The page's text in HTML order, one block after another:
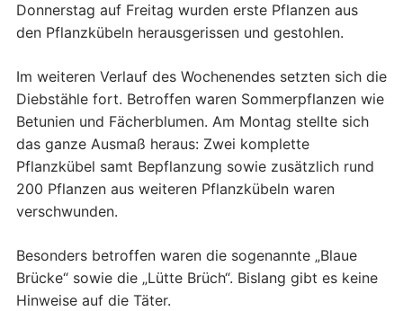
Donnerstag auf Freitag wurden erste Pflanzen aus
den Pflanzkübeln herausgerissen und gestohlen.
Im weiteren Verlauf des Wochenendes setzten sich die
Diebstähle fort. Betroffen waren Sommerpflanzen wie
Betunien und Fächerblumen. Am Montag stellte sich
das ganze Ausmaß heraus: Zwei komplette
Pflanzkübel samt Bepflanzung sowie zusätzlich rund
200 Pflanzen aus weiteren Pflanzkübeln waren
verschwunden.
Besonders betroffen waren die sogenannte „Blaue
Brücke“ sowie die „Lütte Brüch“. Bislang gibt es keine
Hinweise auf die Täter.